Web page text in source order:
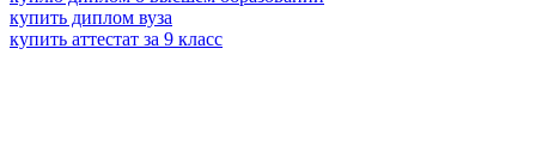
купить диплом вуза
купить аттестат за 9 класс